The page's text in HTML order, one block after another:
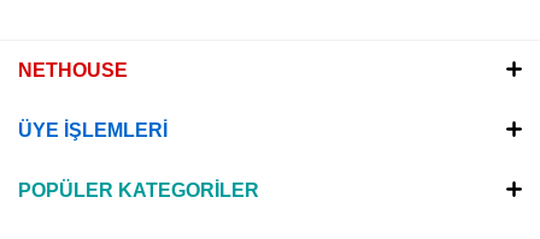
NETHOUSE
ÜYE İŞLEMLERİ
POPÜLER KATEGORİLER